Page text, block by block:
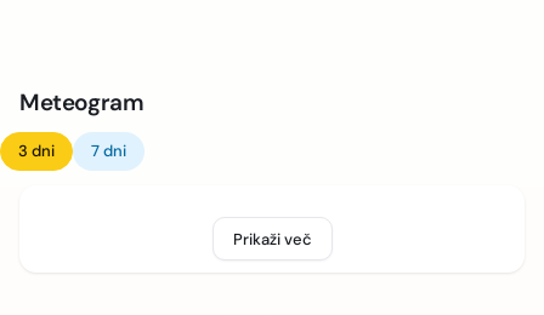
Meteogram
3 dni 7 dni
Prikaži več